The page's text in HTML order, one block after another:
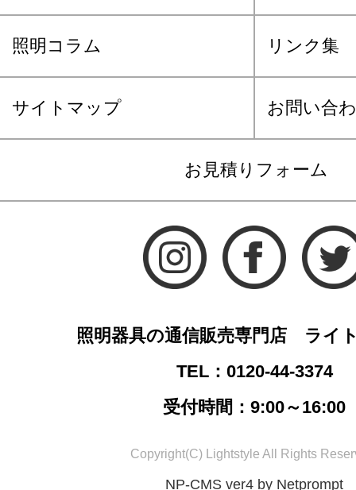
照明コラム リンク集
サイトマップ お問い合
お見積りフォーム
照明器具の通信販売専門店 ライ
TEL：0120-44-3374
受付時間：9:00～16:00
Copyright(C) Lightstyle All Rights
NP-CMS ver4 by Netprompt